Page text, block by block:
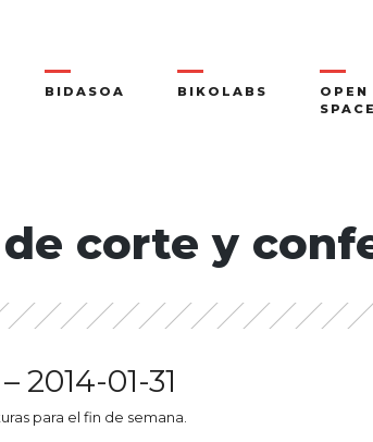
BIDASOA BIKOLABS
OPEN
SPACE
de corte y
01-31
para el fin de semana.